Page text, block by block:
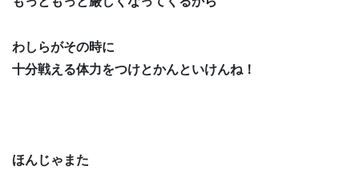
わしらがその時に
十分戦える体力をつけとかんといけんね！
ほんじゃまた